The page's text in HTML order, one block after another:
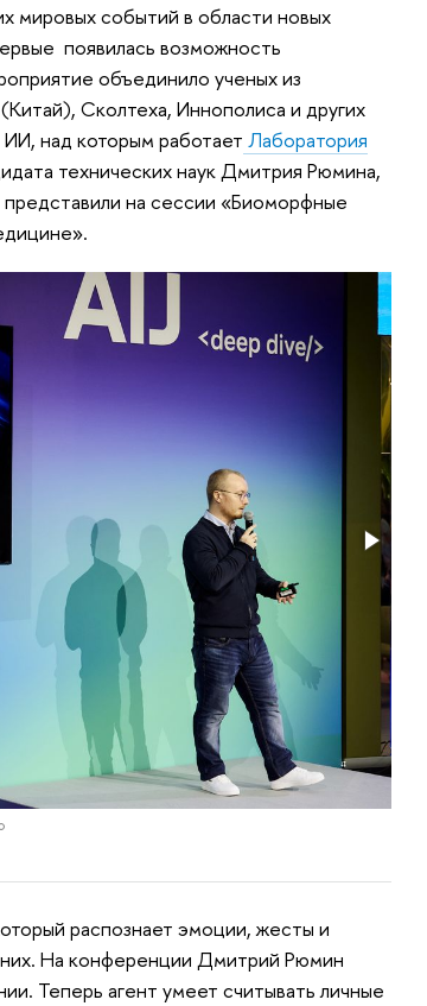
мировых событий в области новых
появилась возможность
объединило ученых из
Сколтеха, Иннополиса и других
над которым работает Лаборатория
технических наук Дмитрия Рюмина,
на сессии «Биоморфные
распознает эмоции, жесты и
них. На конференции Дмитрий Рюмин
Теперь агент умеет считывать личные